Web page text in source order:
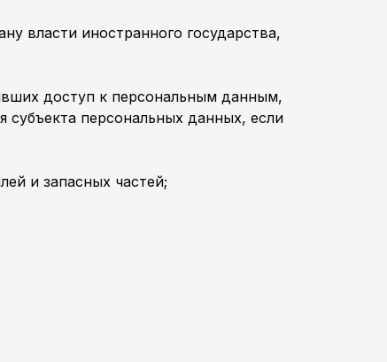
власти иностранного государства,
доступ к персональным данным,
субъекта персональных данных, если
и запасных частей;